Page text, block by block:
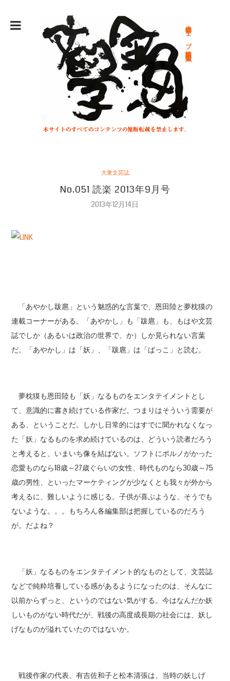
総合文学ウェブ情報誌 文学金魚
大衆文芸誌
No.051 読楽 2013年9月号
2013年12月14日
「あやかし跋扈」という魅惑的な言葉で、恩田陸と夢枕獏の
連載コーナーがある。「あやかし」も「跋扈」も、もはや文芸
誌でしか（あるいは政治の世界で、か）しか見られない言葉
だ。「あやかし」は「妖」、「跋扈」は「ばっこ」と読む。
夢枕獏も恩田陸も「妖」なるものをエンタテイメントとし
て、意識的に書き続けている作家だ。つまりはそういう需要が
ある、ということだ。しかし日常的にはすでに聞かれなくなっ
た「妖」なるものを求め続けているのは、どういう読者だろう
と考えると、いまいち像を結ばない。ソフトにポルノがかった
恋愛ものなら18歳～27歳ぐらいの女性、時代ものなら30歳～75
歳の男性、といったマーケティングが少なくとも我々が外から
考えるに、難しいように感じる。子供が喜ぶような、そうでも
ないような。。。もちろん各編集部は把握しているのだろう
が。だよね？
「妖」なるものをエンタテイメント的なものとして、文芸誌
などで純粋培養している感があるようになったのは、そんなに
以前からずっと、というのではない気がする。今はなんだか妖
しいものがない時代だが、戦後の高度成長期の社会には、妖し
げなものが溢れていたのではないか。
戦後作家の代表、有吉佐和子と松本清張は、当時の妖しげ